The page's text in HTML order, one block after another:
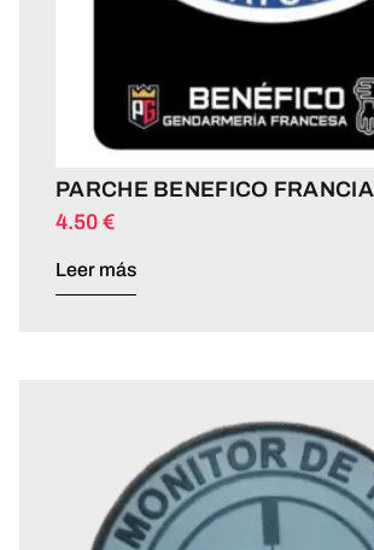
PARCHE BENEFICO FRANCIA
4.50 €
Leer más